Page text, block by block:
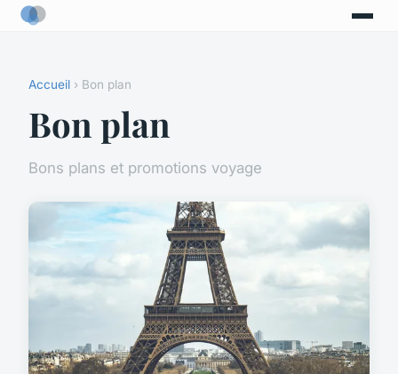
Accueil › Bon plan
Bon plan
Bons plans et promotions voyage